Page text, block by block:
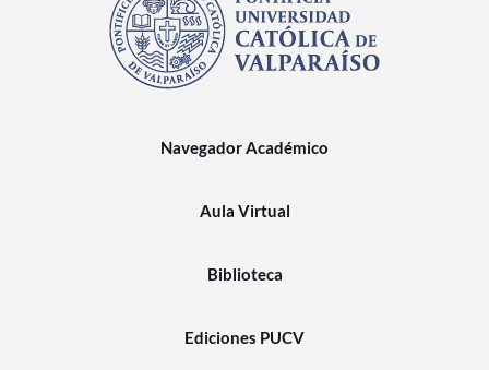
Navegador Académico
Aula Virtual
Biblioteca
Ediciones PUCV